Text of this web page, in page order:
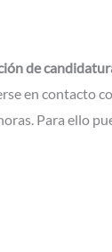
de
en contacto
Para ello